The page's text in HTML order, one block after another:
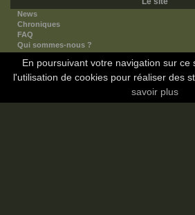
News
Chroniques
FAQ
Qui sommes-nous ?
Nos partenaires
Faites-nous connaitre
Nous contacter
En poursuivant votre navigation sur ce
l'utilisation de cookies pour réaliser des
savoir plus